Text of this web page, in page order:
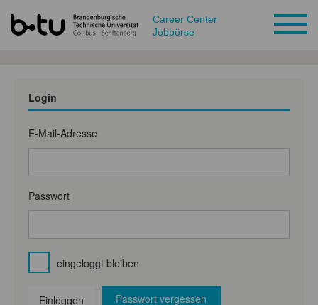
Career Center
Jobbörse
Login
E-Mail-Adresse
Passwort
eingeloggt bleiben
Einloggen Passwort vergessen